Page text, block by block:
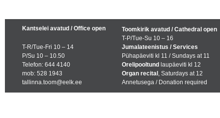
Kantselei avatud / Office open
T-R/Tue-Fri 10 – 14
P/Su 10 – 10.50
Telefon: 644 4140
mob: 528 1943
tallinna.toom@eelk.ee
Toomkirik avatud / Cathedral open
T-P/Tue-Su 10 – 16
Jumalateenistus / Services
Pühapäeviti kl 11 / Sundays at 11
Orelipooltund laupäeviti kl 12
Organ recital , Saturdays at 12
Annetusega / Donation required